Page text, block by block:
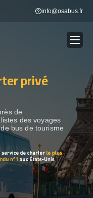
info@osabus.fr
Show dropdown
privé
de
des voyages
bus de tourisme